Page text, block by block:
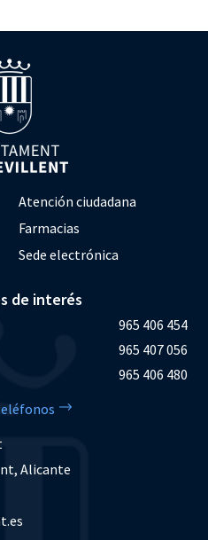
Atención ciudadana
Farmacias
Sede electrónica
de interés
965 406 454
965 407 056
965 406 480
Alicante